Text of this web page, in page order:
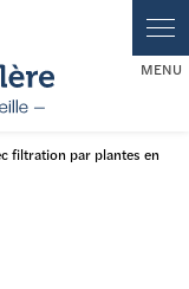
filtration par plantes en